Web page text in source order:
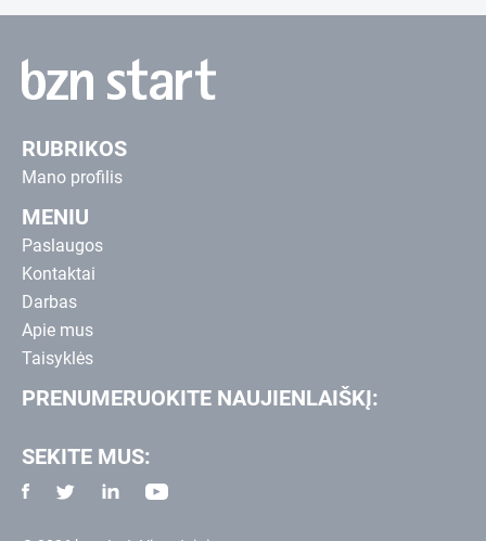
RUBRIKOS
Mano profilis
MENIU
Paslaugos
Kontaktai
Darbas
Apie mus
Taisyklės
PRENUMERUOKITE NAUJIENLAIŠKĮ:
SEKITE MUS: